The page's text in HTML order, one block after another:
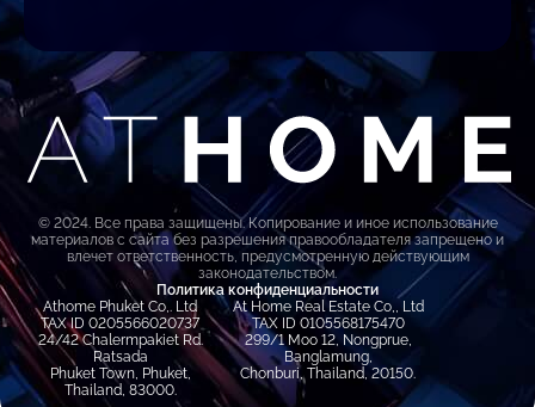
Политика конфиденциальности
© 2024. Все права защищены. Копирование и иное использование
материалов с сайта без разрешения правообладателя запрещено и
влечет ответственность, предусмотренную действующим
законодательством.
Athome Phuket Co,. Ltd
TAX ID 0205566020737
24/42 Chalermpakiet Rd.
Ratsada
Phuket Town, Phuket,
Thailand, 83000.
At Home Real Estate Co,, Ltd
TAX ID 0105568175470
299/1 Moo 12, Nongprue,
Banglamung,
Chonburi, Thailand, 20150.